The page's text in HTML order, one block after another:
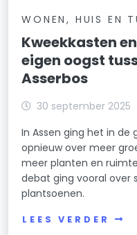
WONEN, HUIS EN
Kweekkasten
eigen oogst
Asserbos
30 september 2025
In Assen ging het in
opnieuw over meer
meer planten en
debat ging vooral over
plantsoenen.
LEES VERDER